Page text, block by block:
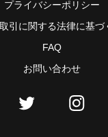
プライバシーポリシー
引に関する法律に基づ
FAQ
お問い合わせ